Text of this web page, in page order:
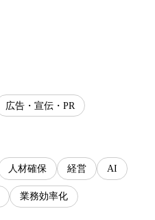
広告・宣伝・PR
人材確保 経営 AI
業務効率化